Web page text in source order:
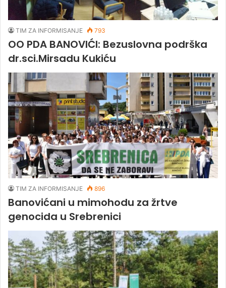
TIM ZA INFORMISANJE 793
OO PDA BANOVIĆI: Bezuslovna podrška
dr.sci.Mirsadu Kukiću
TIM ZA INFORMISANJE 896
Banovićani u mimohodu za žrtve
genocida u Srebrenici